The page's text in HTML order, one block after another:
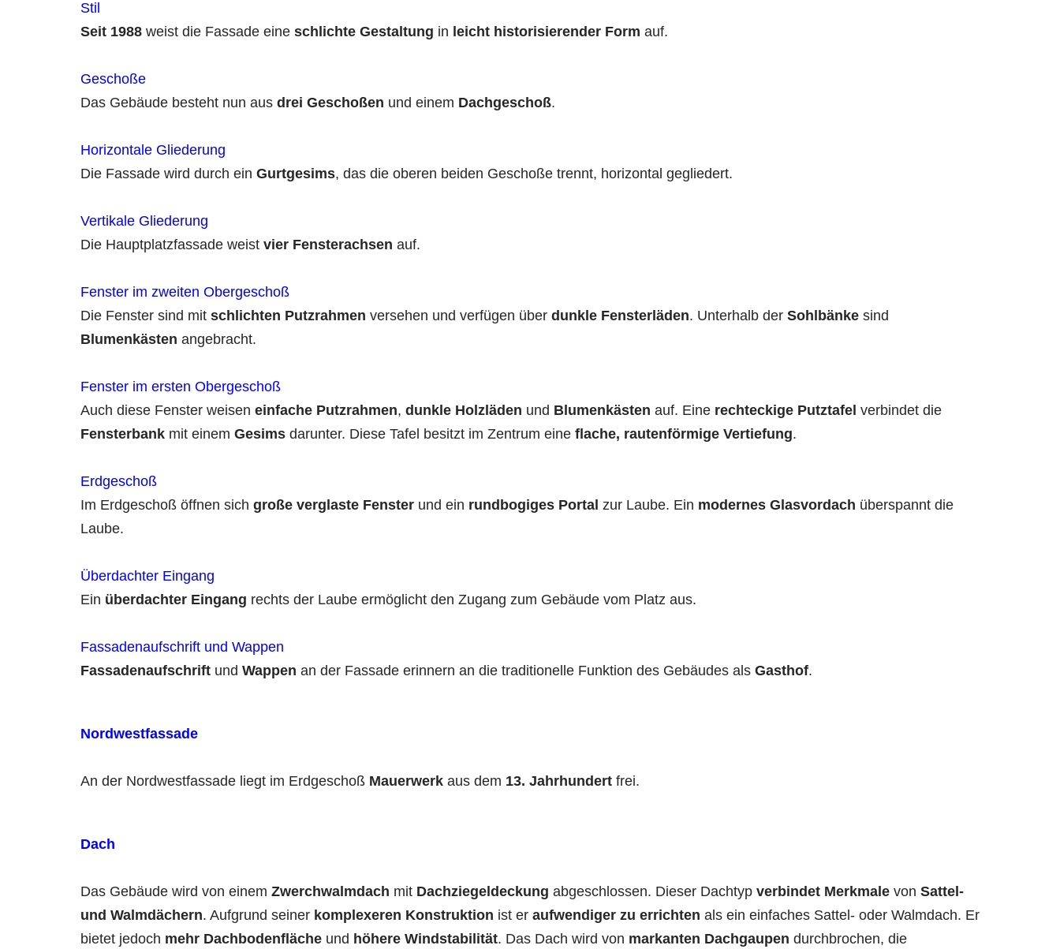
Stil
Seit 1988 weist die Fassade eine schlichte Gestaltung in leicht historisierender Form auf.
Geschoße
Das Gebäude besteht nun aus drei Geschoßen und einem Dachgeschoß.
Horizontale Gliederung
Die Fassade wird durch ein Gurtgesims, das die oberen beiden Geschoße trennt, horizontal gegliedert.
Vertikale Gliederung
Die Hauptplatzfassade weist vier Fensterachsen auf.
Fenster im zweiten Obergeschoß
Die Fenster sind mit schlichten Putzrahmen versehen und verfügen über dunkle Fensterläden. Unterhalb der Sohlbänke sind
Blumenkästen angebracht.
Fenster im ersten Obergeschoß
Auch diese Fenster weisen einfache Putzrahmen, dunkle Holzläden und Blumenkästen auf. Eine rechteckige Putztafel verbindet die
Fensterbank mit einem Gesims darunter. Diese Tafel besitzt im Zentrum eine flache, rautenförmige Vertiefung.
Erdgeschoß
Im Erdgeschoß öffnen sich große verglaste Fenster und ein rundbogiges Portal zur Laube. Ein modernes Glasvordach überspannt die
Laube.
Überdachter Eingang
Ein überdachter Eingang rechts der Laube ermöglicht den Zugang zum Gebäude vom Platz aus.
Fassadenaufschrift und Wappen
Fassadenaufschrift und Wappen an der Fassade erinnern an die traditionelle Funktion des Gebäudes als Gasthof.
Nordwestfassade
An der Nordwestfassade liegt im Erdgeschoß Mauerwerk aus dem 13. Jahrhundert frei.
Dach
Das Gebäude wird von einem Zwerchwalmdach mit Dachziegeldeckung abgeschlossen. Dieser Dachtyp verbindet Merkmale von Sattel-
und Walmdächern. Aufgrund seiner komplexeren Konstruktion ist er aufwendiger zu errichten als ein einfaches Sattel- oder Walmdach. Er
bietet jedoch mehr Dachbodenfläche und höhere Windstabilität. Das Dach wird von markanten Dachgaupen durchbrochen, die